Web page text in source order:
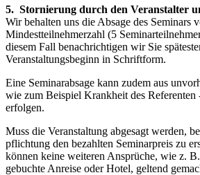
5. Stornierung durch den Veranstalter
Wir behalten uns die Absage des Seminars
Mindestteilnehmerzahl (5
diesem Fall benachrichtigen wir Sie
Veranstaltungsbeginn in Schriftform.
Eine Seminarabsage kann zudem aus
wie zum Beispiel Krankheit des
erfolgen.
Muss die Veranstaltung abgesagt werden,
pflichtung den bezahlten Seminarpreis zu
können keine weiteren Ansprüche, wie z.
gebuchte Anreise oder Hotel, geltend